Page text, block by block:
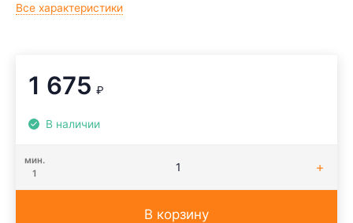
Все характеристики
1 675 ₽
В наличии
мин.
1
В корзину